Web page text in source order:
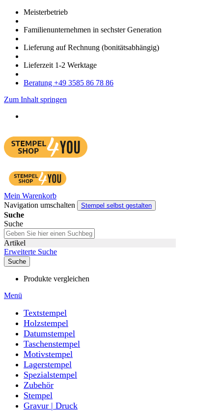
Meister­betrieb
Familien­unter­nehmen in sechster Gene­ration
Lieferung auf Rech­nung (bonitätsabhängig)
Liefer­zeit 1-2 Werk­tage
Bera­tung +49 3585 86 78 86
Zum Inhalt springen
Mein Warenkorb
Navigation umschalten
Stempel selbst gestalten
Suche
Suche
Artikel
Erweiterte Suche
Suche
Produkte vergleichen
Menü
Textstempel
Holzstempel
Datumstempel
Taschenstempel
Motivstempel
Lagerstempel
Spezialstempel
Zubehör
Stempel
Gravur | Druck